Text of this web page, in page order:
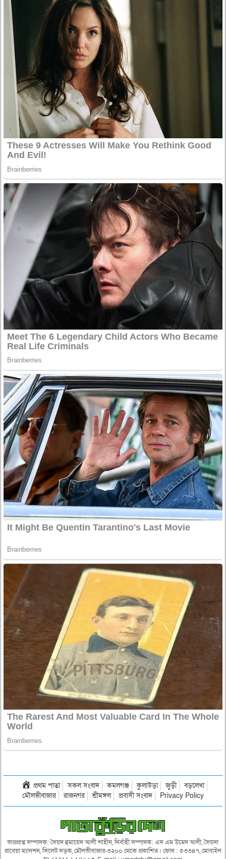
প্রথম পাতা সকল সংবাদ কমলগঞ্জ কুলাউড়া জুড়ী
বড়লেখা
মৌলভীবাজার
রাজনগর শ্রীমঙ্গল প্রবাসী সংবাদ Privacy Policy
ভারপ্রাপ্ত সম্পাদক: সৈয়দ হুমায়েদ আলী শাহীন, নির্বাহী সম্পাদক: এস এম উমেদ আলী, সৈয়দা
রাবেয়া ম্যানশন, সিলেট সড়ক, মৌলভীবাজার-৩২০০ থেকে প্রকাশিত। ফোন : ৫৩৩৪৭, মোবাইল